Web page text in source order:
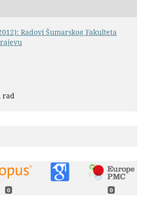
Radovi Šumarskog Fakulteta
rad
0 0